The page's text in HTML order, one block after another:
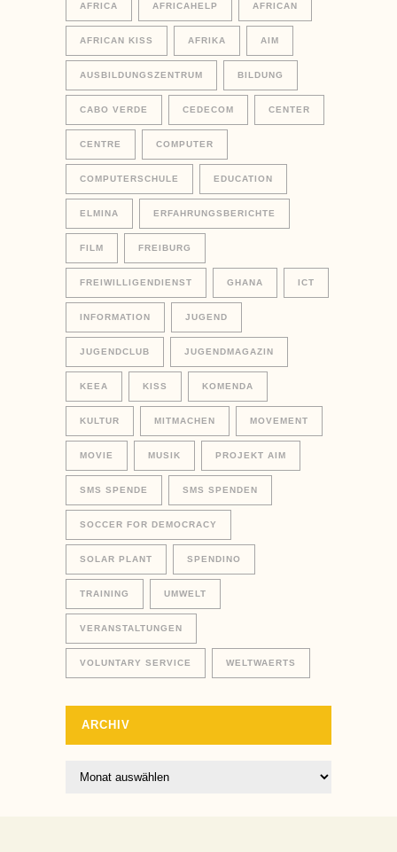
AFRICA AFRICAHELP AFRICAN
AFRICAN KISS AFRIKA AIM
AUSBILDUNGSZENTRUM BILDUNG
CABO VERDE CEDECOM CENTER
CENTRE COMPUTER
COMPUTERSCHULE EDUCATION
ELMINA ERFAHRUNGSBERICHTE
FILM FREIBURG
FREIWILLIGENDIENST GHANA ICT
INFORMATION JUGEND
JUGENDCLUB JUGENDMAGAZIN
KEEA KISS KOMENDA
KULTUR MITMACHEN MOVEMENT
MOVIE MUSIK PROJEKT AIM
SMS SPENDE SMS SPENDEN
SOCCER FOR DEMOCRACY
SOLAR PLANT SPENDINO
TRAINING UMWELT
VERANSTALTUNGEN
VOLUNTARY SERVICE WELTWAERTS
ARCHIV
Archiv